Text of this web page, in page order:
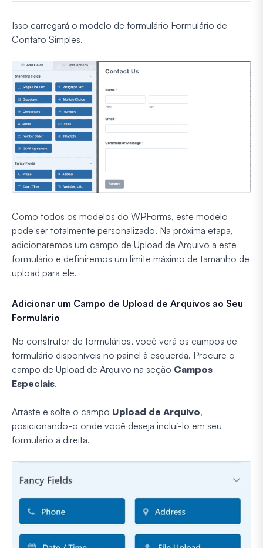
Isso carregará o modelo de formulário Formulário de
Contato Simples.
Como todos os modelos do WPForms, este modelo
pode ser totalmente personalizado. Na próxima etapa,
adicionaremos um campo de Upload de Arquivo a este
formulário e definiremos um limite máximo de tamanho de
upload para ele.
Adicionar um Campo de Upload de Arquivos ao Seu
Formulário
No construtor de formulários, você verá os campos de
formulário disponíveis no painel à esquerda. Procure o
campo de Upload de Arquivo na seção Campos
Especiais.
Arraste e solte o campo Upload de Arquivo,
posicionando-o onde você deseja incluí-lo em seu
formulário à direita.